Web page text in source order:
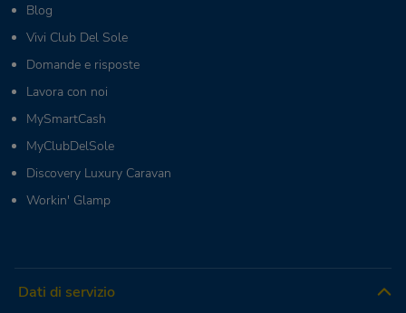
Blog
Vivi Club Del Sole
Domande e risposte
Lavora con noi
MySmartCash
MyClubDelSole
Discovery Luxury Caravan
Workin' Glamp
Dati di servizio